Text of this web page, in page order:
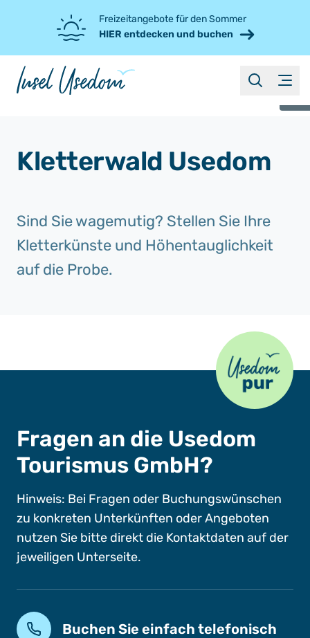
Freizeitangebote für den Sommer
HIER entdecken und buchen
Menü
suchen
Kletterwald Usedom
Sind Sie wagemutig? Stellen Sie Ihre
Kletterkünste und Höhentauglichkeit
auf die Probe.
Usedom Pur
Fragen an die Usedom
Tourismus GmbH?
Hinweis: Bei Fragen oder Buchungswünschen
zu konkreten Unterkünften oder Angeboten
nutzen Sie bitte direkt die Kontaktdaten auf der
jeweiligen Unterseite.
Buchen Sie einfach telefonisch